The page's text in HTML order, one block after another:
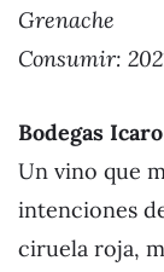
Grenache
Consumir:
Bodegas
Un vino que
intenciones
ciruela roja,